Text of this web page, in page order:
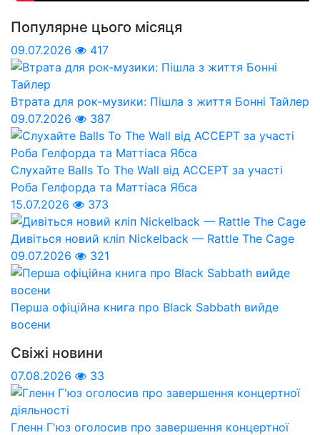
Популярне цього місяця
09.07.2026 417
Втрата для рок-музики: Пішла з життя Бонні Тайлер
09.07.2026
387
Слухайте Balls To The Wall від ACCEPT за участі
Роба Гелфорда та Маттіаса Ябса
15.07.2026
373
Дивіться новий кліп Nickelback — Rattle The Cage
09.07.2026
321
Перша офіційна книга про Black Sabbath вийде
восени
Свіжі новини
07.08.2026 33
Гленн Г'юз оголосив про завершення концертної